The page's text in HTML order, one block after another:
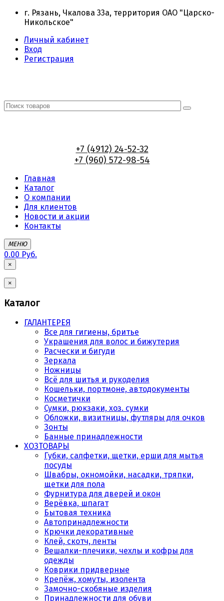
г. Рязань, Чкалова 33а, территория ОАО "Царско-
Никольское"
Личный кабинет
Вход
Регистрация
+7 (4912) 24-52-32
+7 (960) 572-98-54
Главная
Каталог
О компании
Для клиентов
Новости и акции
Контакты
МЕНЮ
0.00 Руб.
×
×
Каталог
ГАЛАНТЕРЕЯ
Все для гигиены, бритье
Украшения для волос и бижутерия
Расчески и бигуди
Зеркала
Ножницы
Всё для шитья и рукоделия
Кошельки, портмоне, автодокументы
Косметички
Сумки, рюкзаки, хоз. сумки
Обложки, визитницы, футляры для очков
Зонты
Банные принадлежности
ХОЗТОВАРЫ
Губки, салфетки, щетки, ерши для мытья
посуды
Швабры, окномойки, насадки, тряпки,
щетки для пола
Фурнитура для дверей и окон
Верёвка, шпагат
Бытовая техника
Автопринадлежности
Крючки декоративные
Клей, скотч, ленты
Вешалки-плечики, чехлы и кофры для
одежды
Коврики придверные
Крепёж, хомуты, изолента
Замочно-скобяные изделия
Принадлежности для обуви